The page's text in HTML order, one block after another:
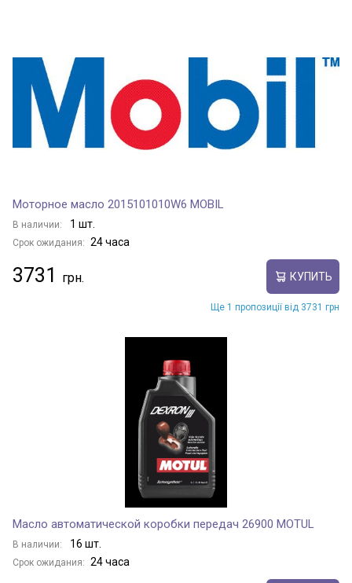
Моторное масло 2015101010W6 MOBIL
В наличии: 1 шт.
Срок ожидания: 24 часа
3731 КУПИТЬ
Ще 1 пропозиції від 3731 грн
Масло автоматической коробки передач 26900 MOTUL
В наличии: 16 шт.
Срок ожидания: 24 часа